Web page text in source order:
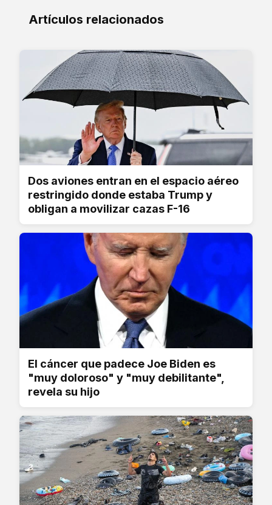
Artículos relacionados
Dos aviones entran en el espacio aéreo
restringido donde estaba Trump y
obligan a movilizar cazas F-16
El cáncer que padece Joe Biden es
"muy doloroso" y "muy debilitante",
revela su hijo